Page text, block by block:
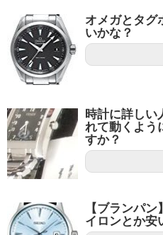
オメガとタグ
いかな？
時計に詳しい
れて動くよう
すか？
【ブランパ
イロンとか安